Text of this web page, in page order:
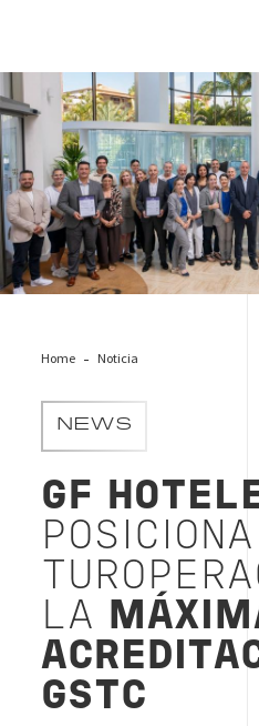
GF Hoteles
Home Noticia
NEWS
GF
LA
GSTC